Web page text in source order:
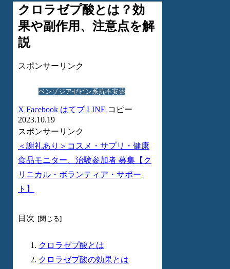
クロラゼプ酸とは？効
果や副作用、注意点を解
説
スポンサーリンク
ベンゾジアゼピン系抗不安薬
X Facebook はてブ LINE コピー
2023.10.19
スポンサーリンク
＜謝礼あり＞コスメ・サプリ・健康
食品モニター、治験参加者 募集【ク
リニカル・ボランティア・サポー
ト】
目次
クロラゼプ酸とは
クロラゼプ酸の効果とは